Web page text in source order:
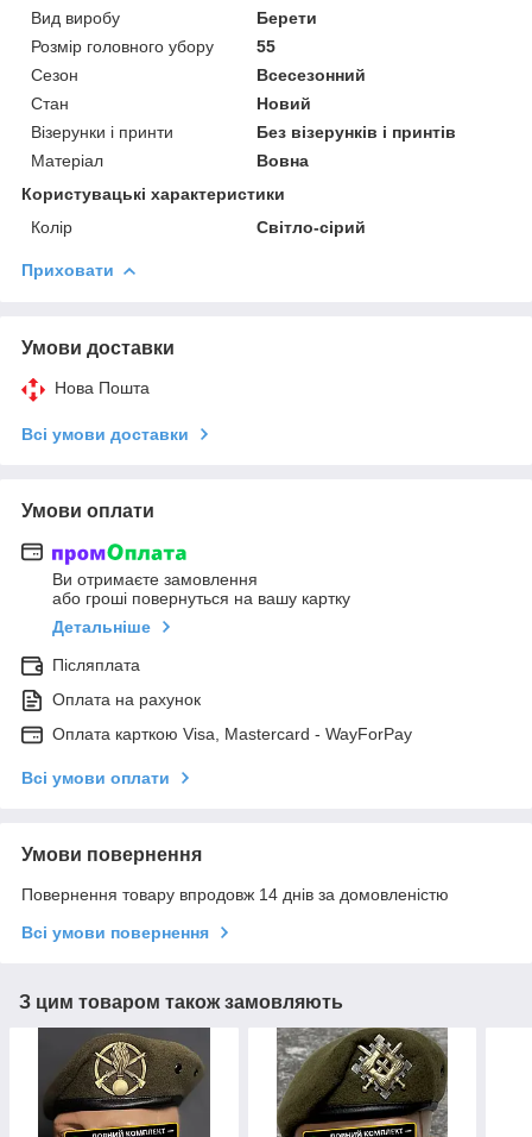
Вид виробу
Берети
Розмір головного убору
55
Сезон
Всесезонний
Стан
Новий
Візерунки і принти
Без візерунків і принтів
Матеріал
Вовна
Користувацькі характеристики
Колір
Світло-сірий
Приховати
Умови доставки
Нова Пошта
Всі умови доставки
Умови оплати
Ви отримаєте замовлення
або гроші повернуться на вашу картку
Детальніше
Післяплата
Оплата на рахунок
Оплата карткою Visa, Mastercard - WayForPay
Всі умови оплати
Умови повернення
Повернення товару впродовж 14 днів за домовленістю
Всі умови повернення
З цим товаром також замовляють